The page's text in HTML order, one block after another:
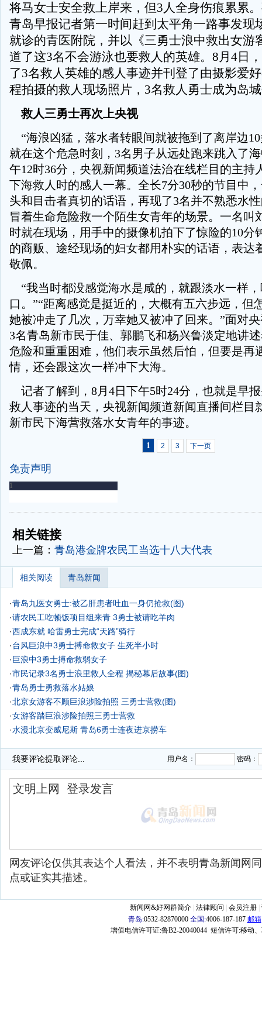
将马女士安全救上岸来，但3人全身伤痕累累
青岛早报记者第一时间赶到太平角一路事发现
就诊的青医附院，并以《三勇士浪中救出女游
道了这3名不会游泳也要救人的英雄。8月4日
了3名救人英雄的感人事迹并刊登了由摄影爱
程拍摄的救人现场照片，3名救人勇士成为岛
救人三勇士再次上央视
“海浪凶猛，落水者转眼间就被拖到了离岸边
就在这个危急时刻，3名男子从远处跑来跳入了
午12时36分，央视新闻频道法治在线栏目的主持
下海救人时的感人一幕。全长7分30秒的节目中
头和目击者真切的话语，再现了3名并不熟悉水
冒着生命危险救一个陌生女青年的场景。一名叫
时就在现场，用手中的摄像机拍下了惊险的10分
的商贩、途经现场的妇女都用朴实的话语，表达
敬佩。
“我当时都没感觉海水是咸的，就跟淡水一样
口。”“距离感觉是挺近的，大概有五六步远，但
她被冲走了几次，万幸她又被冲了回来。”面对
3名青岛新市民于佳、郭鹏飞和杨兴鲁淡定地讲
危险和重重困难，他们表示虽然后怕，但要是再
情，还会跟这次一样冲下大海。
记者了解到，8月4日下午5时24分，也就是早
救人事迹的当天，央视新闻频道新闻直播间栏目
新市民下海营救落水女青年的事迹。
1 2 3 下一页
免责声明
-
相关链接
上一篇： 青岛港金牌农民工当选十八大代表
相关阅读 青岛新闻
·青岛九医女勇士:被乙肝患者吐血一身仍抢救(图)
·请农民工吃顿饭项目组来青 3勇士被请吃羊肉
·西成东就 哈雷勇士完成“天路”骑行
·台风巨浪中3勇士搏命救女子 生死半小时
·巨浪中3勇士搏命救弱女子
·市民记录3名勇士浪里救人全程 揭秘幕后故事(图)
·青岛勇士勇救落水姑娘
·北京女游客不顾巨浪涉险拍照 三勇士营救(图)
·女游客踏巨浪涉险拍照三勇士营救
·水漫北京变威尼斯 青岛6勇士连夜进京捞车
我要评论提取评论... 用户名： 密码：
网友评论仅供其表达个人看法，并不表明青岛新闻网
点或证实其描述。